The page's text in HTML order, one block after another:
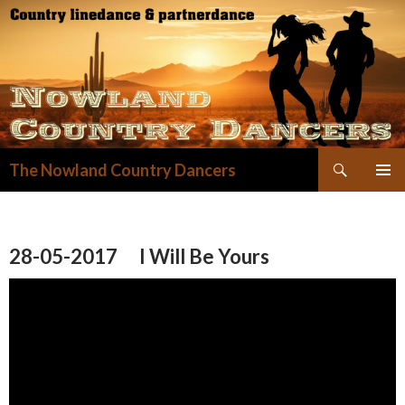
The Nowland Country Dancers
28-05-2017 I Will Be Yours